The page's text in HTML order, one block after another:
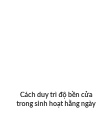
Cách duy trì độ bền cửa
trong sinh hoạt hằng ngày